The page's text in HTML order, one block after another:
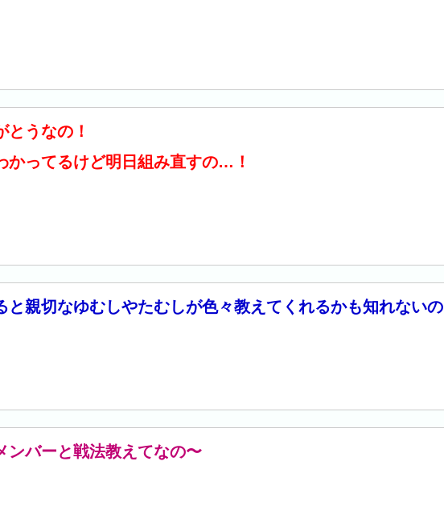
とうなの！
かってるけど明日組み直すの…！
と親切なゆむしやたむしが色々教えてくれるかも知れないの
ンバーと戦法教えてなの〜